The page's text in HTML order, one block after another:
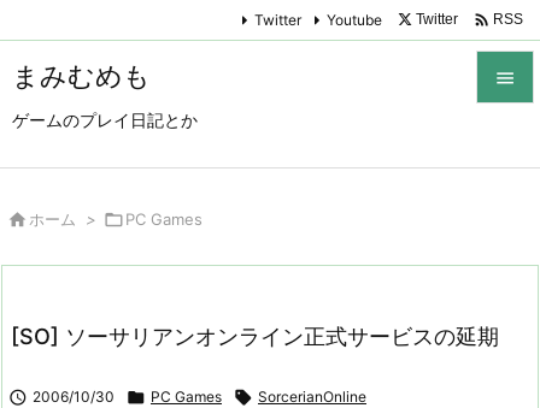
まみむめも
ゲームのプレイ日記とか

次へ
Twitter Youtube Twitter  RSS
 ホーム > PC Games
[SO] ソーサリアンオンライン正式サービスの延期
 2006/10/30  PC Games  SorcerianOnline